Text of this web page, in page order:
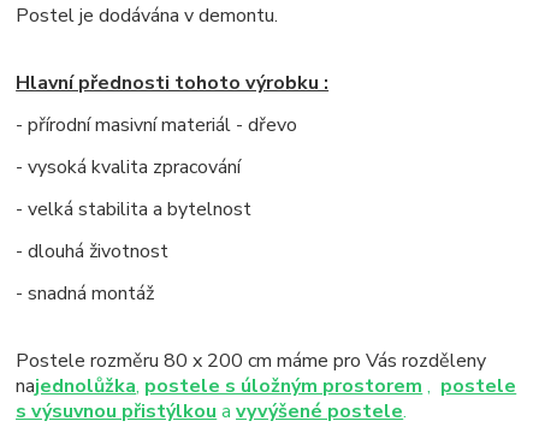
Postel je dodávána v demontu.
Hlavní přednosti tohoto výrobku :
- přírodní masivní materiál - dřevo
- vysoká kvalita zpracování
- velká stabilita a bytelnost
- dlouhá životnost
- snadná montáž
Postele rozměru 80 x 200 cm máme pro Vás rozděleny
najednolůžka, postele s úložným prostorem , postele
s výsuvnou přistýlkou avyvýšené postele.